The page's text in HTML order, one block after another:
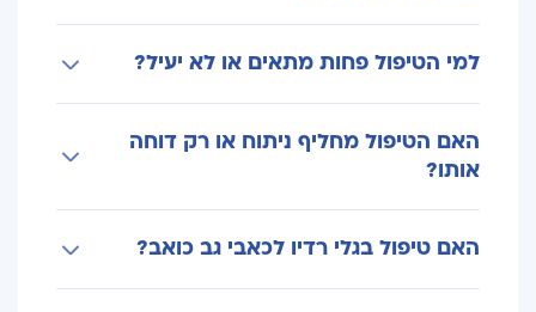
לאחר ההליך, ובהמשך ניתן להפחית או להפסיק
למי הטיפול פחות מתאים או לא יעיל?
או כאשר לא זוהה במדויק העצב האחראי לכאב.
לכן חשוב אבחון מקדים מדויק לפני קבלת החלטה.
האם הטיפול מחליף ניתוח או רק דוחה
אותו?
לדחות אותו משמעותית, אך במצבים מסוימים הוא
האם טיפול בגלי רדיו לכאבי גב כואב?